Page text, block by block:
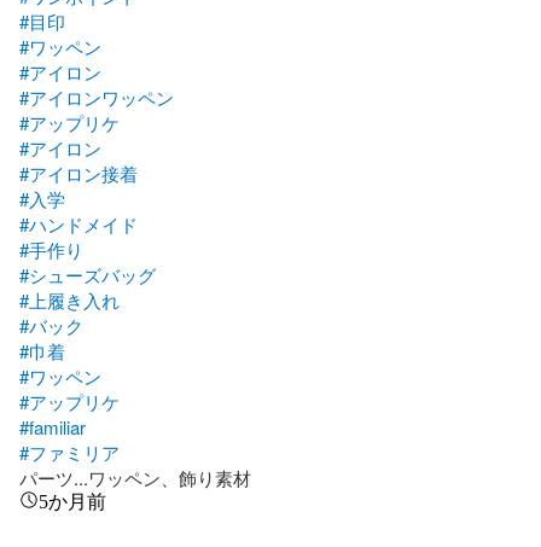
#目印
#ワッペン
#アイロン
#アイロンワッペン
#アップリケ
#アイロン
#アイロン接着
#入学
#ハンドメイド
#手作り
#シューズバッグ
#上履き入れ
#バック
#巾着
#ワッペン
#アップリケ
#familiar
#ファミリア
パーツ...ワッペン、飾り素材
5か月前